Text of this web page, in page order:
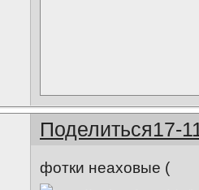
Поделиться17-
фотки неаховые (